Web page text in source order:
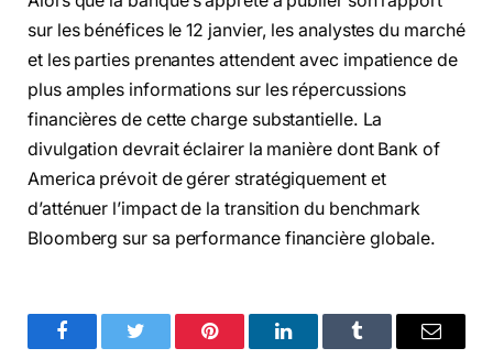
sur les bénéfices le 12 janvier, les analystes du marché
et les parties prenantes attendent avec impatience de
plus amples informations sur les répercussions
financières de cette charge substantielle. La
divulgation devrait éclairer la manière dont Bank of
America prévoit de gérer stratégiquement et
d’atténuer l’impact de la transition du benchmark
Bloomberg sur sa performance financière globale.
FacebookTwitter Pinterest LinkedInTumblr Email